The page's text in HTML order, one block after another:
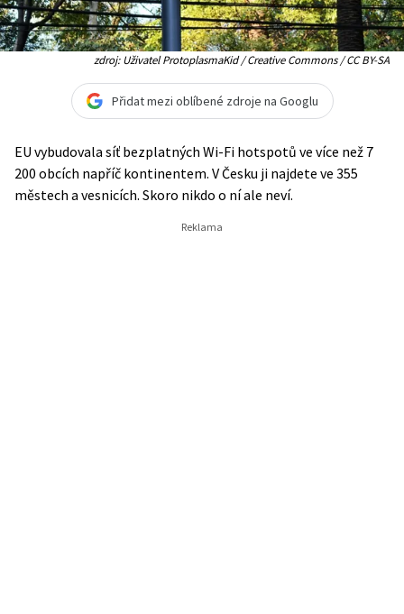
zdroj: Uživatel ProtoplasmaKid / Creative Commons / CC BY-SA
Přidat mezi oblíbené zdroje na Googlu
EU vybudovala síť bezplatných Wi-Fi hotspotů ve více než 7
200 obcích napříč kontinentem. V Česku ji najdete ve 355
městech a vesnicích. Skoro nikdo o ní ale neví.